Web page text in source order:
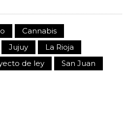
Cannabis
Jujuy
La Rioja
de ley San Juan